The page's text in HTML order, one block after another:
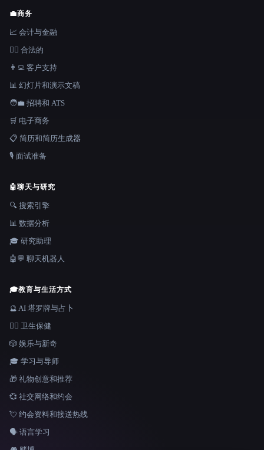
💼商务
📈 会计与金融
👩‍⚖️ 合法的
👨‍💻 客户支持
📊 幻灯片和演示文稿
🧑‍💼 招聘和 ATS
🛒 电子商务
📋 简历和简历生成器
🎙️ 面试准备
🤖聊天与研究
🔍 搜索引擎
📊 数据分析
🎓 研究助理
🤖💬 聊天机器人
🎓教育与生活方式
🔮 AI 塔罗牌与占卜
👩‍⚕️ 卫生保健
🎲 娱乐与新奇
🎓 学习与导师
🎁 礼物创意和推荐
💞 社交网络和约会
💘 约会资料和接送热线
🗣️ 语言学习